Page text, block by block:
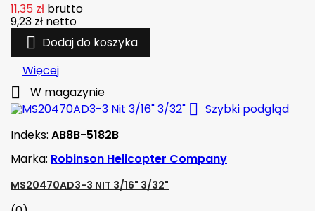
11,35 zł brutto
9,23 zł netto
 Dodaj do koszyka
Więcej
 W magazynie
 Szybki podgląd
Indeks: AB8B-5182B
Marka: Robinson Helicopter Company
MS20470AD3-3 NIT 3/16" 3/32"